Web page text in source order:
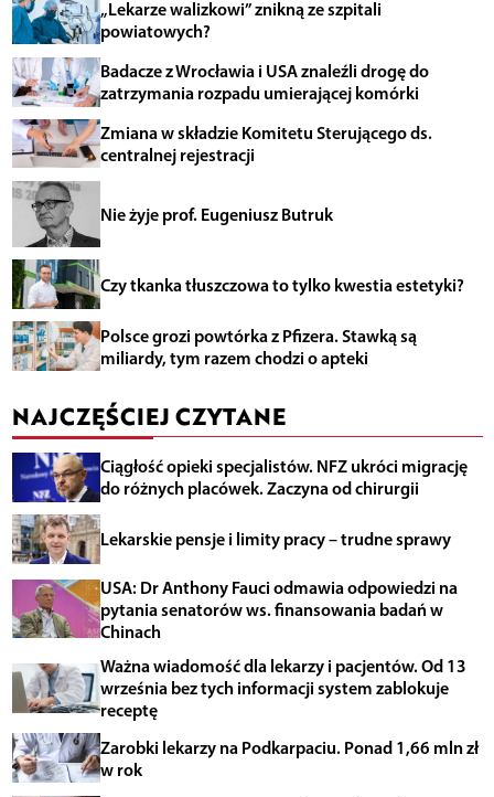
„Lekarze walizkowi” znikną ze szpitali
powiatowych?
Badacze z Wrocławia i USA znaleźli drogę do
zatrzymania rozpadu umierającej komórki
Zmiana w składzie Komitetu Sterującego ds.
centralnej rejestracji
Nie żyje prof. Eugeniusz Butruk
Czy tkanka tłuszczowa to tylko kwestia estetyki?
Polsce grozi powtórka z Pfizera. Stawką są
miliardy, tym razem chodzi o apteki
NAJCZĘŚCIEJ CZYTANE
Ciągłość opieki specjalistów. NFZ ukróci migrację
do różnych placówek. Zaczyna od chirurgii
Lekarskie pensje i limity pracy – trudne sprawy
USA: Dr Anthony Fauci odmawia odpowiedzi na
pytania senatorów ws. finansowania badań w
Chinach
Ważna wiadomość dla lekarzy i pacjentów. Od 13
września bez tych informacji system zablokuje
receptę
Zarobki lekarzy na Podkarpaciu. Ponad 1,66 mln zł
w rok